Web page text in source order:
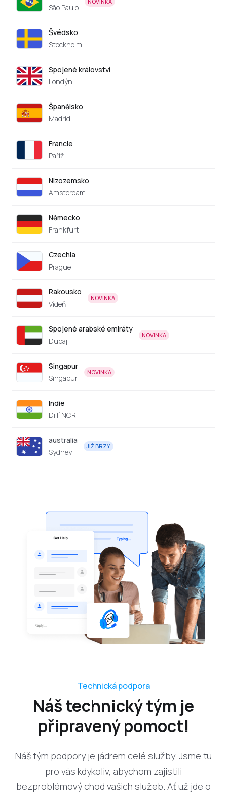
São Paulo
Švédsko
Stockholm
Spojené království
Londýn
Španělsko
Madrid
Francie
Paříž
Nizozemsko
Amsterdam
Německo
Frankfurt
Czechia
Prague
Rakousko
Vídeň
NOVINKA
Spojené arabské emiráty
Dubaj
NOVINKA
Singapur
Singapur
NOVINKA
Indie
Dillí NCR
australia
Sydney
JIŽ BRZY
Technická podpora
Náš technický tým je
připravený pomoct!
Náš tým podpory je jádrem celé služby. Jsme tu
pro vás kdykoliv, abychom zajistili
bezproblémový chod vašich služeb. Ať už jde o